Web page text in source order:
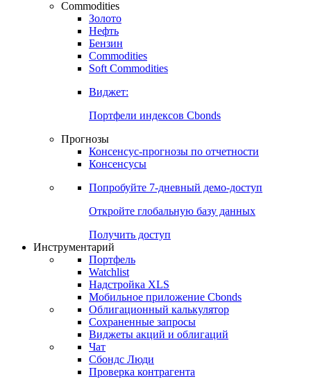
Commodities
Золото
Нефть
Бензин
Commodities
Soft Commodities
Виджет:
Портфели индексов Cbonds
Прогнозы
Консенсус-прогнозы по отчетности
Консенсусы
Попробуйте 7-дневный демо-доступ
Откройте глобальную базу данных
Получить доступ
Инструментарий
Портфель
Watchlist
Надстройка XLS
Мобильное приложение Cbonds
Облигационный калькулятор
Сохраненные запросы
Виджеты акций и облигаций
Чат
Сбондс Люди
Проверка контрагента